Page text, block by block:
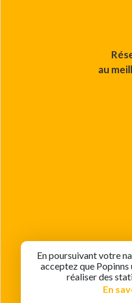
En poursuivant votre
acceptez que Popinns
réaliser des
En
au